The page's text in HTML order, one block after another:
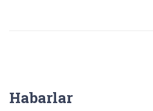
Habarlar